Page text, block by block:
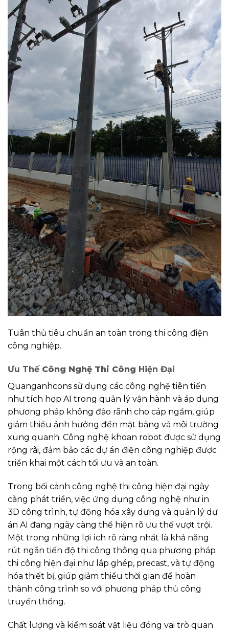
Tuân thủ tiêu chuẩn an toàn trong thi công điện
công nghiệp.
Ưu Thế Công Nghệ Thi Công Hiện Đại
Quanganhcons sử dụng các công nghệ tiên tiến
như tích hợp AI trong quản lý vận hành và áp dụng
phương pháp không đào rãnh cho cáp ngầm, giúp
giảm thiểu ảnh hưởng đến mặt bằng và môi trường
xung quanh. Công nghệ khoan robot được sử dụng
rộng rãi, đảm bảo các dự án điện công nghiệp được
triển khai một cách tối ưu và an toàn.
Trong bối cảnh công nghệ thi công hiện đại ngày
càng phát triển, việc ứng dụng công nghệ như in
3D công trình, tự động hóa xây dựng và quản lý dự
án AI đang ngày càng thể hiện rõ ưu thế vượt trội.
Một trong những lợi ích rõ ràng nhất là khả năng
rút ngắn tiến độ thi công thông qua phương pháp
thi công hiện đại như lắp ghép, precast, và tự động
hóa thiết bị, giúp giảm thiểu thời gian để hoàn
thành công trình so với phương pháp thủ công
truyền thống.
Chất lượng và kiểm soát vật liệu đóng vai trò quan